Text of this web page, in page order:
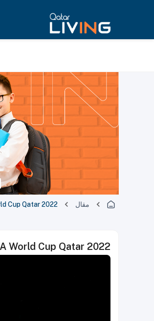
مقال Cup Qatar 2022
World Cup Qatar 2022